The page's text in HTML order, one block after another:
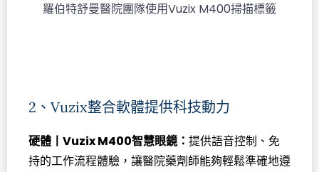
羅伯特舒曼醫院團隊使用Vuzix M400掃描標籤
2、Vuzix整合軟體提供科技動力
硬體丨Vuzix M400智慧眼鏡： 提供語音控制、免
持的工作流程體驗，讓醫院藥劑師能夠輕鬆準確地遵